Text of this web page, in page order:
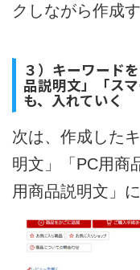
クしながら作成
３）キーワード
品説明文」「ス
も、入れていく
次は、作成した
明文」「PC用商
用商品説明文」